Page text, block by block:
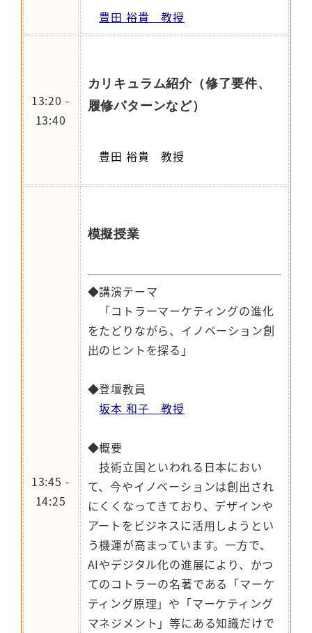
豊田 裕貴 教授
13:20 -
13:40
カリキュラム紹介（修了要件、
履修パターンなど）
豊田 裕貴 教授
13:45 -
14:25
模擬授業
◆講演テーマ
「コトラーマーケティングの進化
をたどりながら、イノベーション創
出のヒントを探る」
◆登壇教員
坂本 和子 教授
◆概要
技術立国といわれる日本におい
て、今やイノベーションは創出され
にくくなってきており、デザインや
アートをビジネスに活用しようとい
う機運が高まっています。一方で、
AIやデジタル化の進展により、かつ
てのコトラーの名著である「マーケ
ティング原理」や「マーケティング
マネジメント」等にある知識だけで